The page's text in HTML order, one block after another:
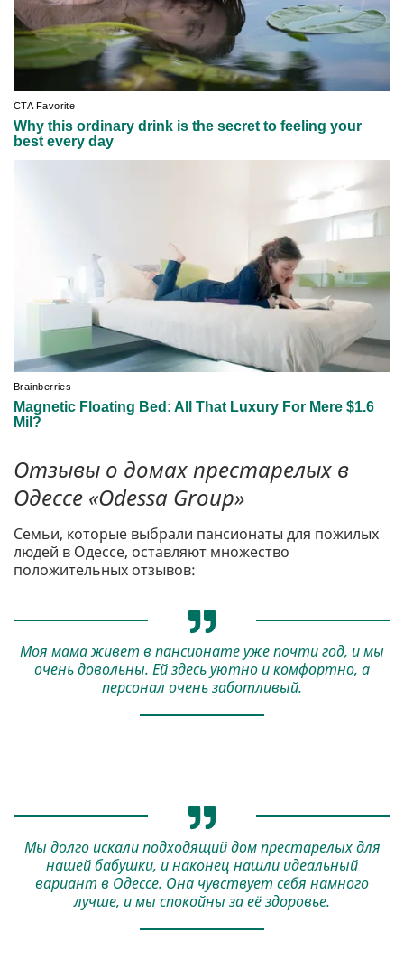
Отзывы о домах престарелых в
Одессе «Odessa Group»
Семьи, которые выбрали пансионаты для пожилых
людей в Одессе, оставляют множество
положительных отзывов:
Моя мама живет в пансионате уже почти год, и мы
очень довольны. Ей здесь уютно и комфортно, а
персонал очень заботливый.
Мы долго искали подходящий дом престарелых для
нашей бабушки, и наконец нашли идеальный
вариант в Одессе. Она чувствует себя намного
лучше, и мы спокойны за её здоровье.